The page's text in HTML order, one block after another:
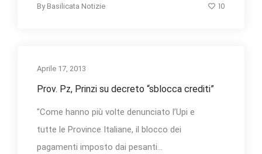
By Basilicata Notizie 10
Aprile 17, 2013
Prov. Pz, Prinzi su decreto “sblocca crediti”
"Come hanno più volte denunciato l’Upi e
tutte le Province Italiane, il blocco dei
pagamenti imposto dai pesanti...